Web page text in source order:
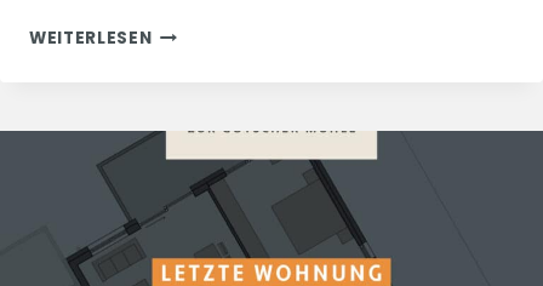
WEITERLESENNEUBAUPROJEKT
KOMPLETT
VERKAUFT